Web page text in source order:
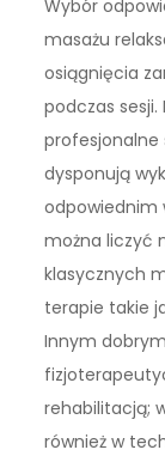
Wybór
masażu
osiągnięcia
podczas sesji.
profesjonalne
dysponują
odpowiednim
można liczyć
klasycznych
terapie takie
Innym
rehabilitacją;
również w